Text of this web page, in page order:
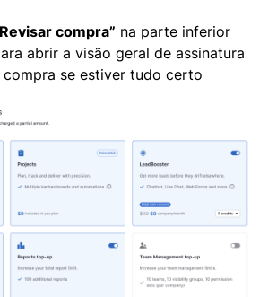
compra” na parte inferior
abrir a visão geral de assinatura
compra se estiver tudo certo